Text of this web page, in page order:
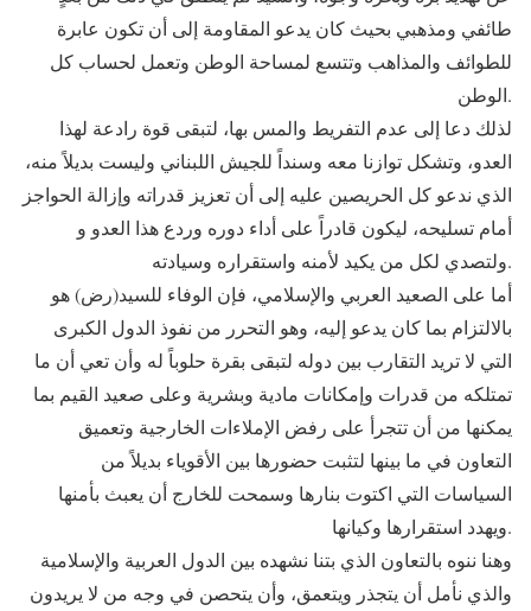
طائفي ومذهبي بحيث كان يدعو المقاومة إلى أن تكون عابرة
للطوائف والمذاهب وتتسع لمساحة الوطن وتعمل لحساب كل
الوطن.
لذلك دعا إلى عدم التفريط والمس بها، لتبقى قوة رادعة لهذا
العدو، وتشكل توازنا معه وسنداً للجيش اللبناني وليست بديلاً منه،
الذي ندعو كل الحريصين عليه إلى أن تعزيز قدراته وإزالة الحواجز
أمام تسليحه، ليكون قادراً على أداء دوره وردع هذا العدو و
ولتصدي لكل من يكيد لأمنه واستقراره وسيادته.
أما على الصعيد العربي والإسلامي، فإن الوفاء للسيد(رض) هو
بالالتزام بما كان يدعو إليه، وهو التحرر من نفوذ الدول الكبرى
التي لا تريد التقارب بين دوله لتبقى بقرة حلوباً له وأن تعي أن ما
تمتلكه من قدرات وإمكانات مادية وبشرية وعلى صعيد القيم بما
يمكنها من أن تتجرأ على رفض الإملاءات الخارجية وتعميق
التعاون في ما بينها لتثبت حضورها بين الأقوياء بديلاً من
السياسات التي اكتوت بنارها وسمحت للخارج أن يعبث بأمنها
ويهدد استقرارها وكيانها.
وهنا ننوه بالتعاون الذي بتنا نشهده بين الدول العربية والإسلامية
والذي نأمل أن يتجذر ويتعمق، وأن يتحصن في وجه من لا يريدون